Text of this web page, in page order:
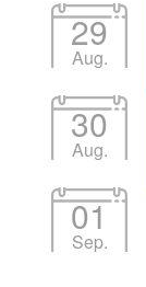
29
Aug.
30
Aug.
01
Sep.